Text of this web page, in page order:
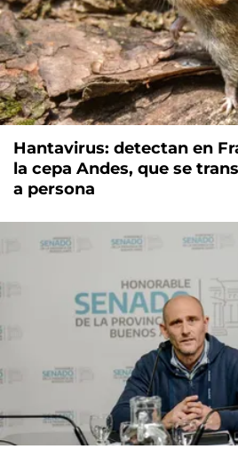
Hantavirus: detectan en
la cepa Andes, que se
a persona